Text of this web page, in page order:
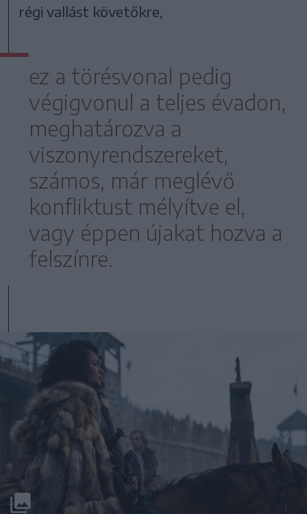
régi vallást követőkre,
ez a törésvonal pedig
végigvonul a teljes évadon,
meghatározva a
viszonyrendszereket,
számos, már meglévő
konfliktust mélyítve el,
vagy éppen újakat hozva a
felszínre.